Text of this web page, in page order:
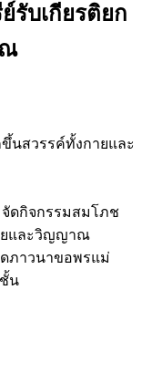
รับเกียรติยก
นสวรรค์ทั้งกายและ
จัดกิจกรรมสมโภช
ยและวิญญาณ
ภาวนาขอพรแม่
น